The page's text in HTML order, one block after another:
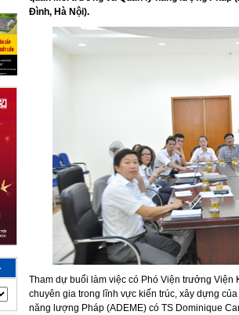
Đình, Hà Nội).
Tham dự buổi làm việc có Phó Viện trưởng Viện
chuyên gia trong lĩnh vực kiến trúc, xây dựng
năng lượng Pháp (ADEME) có TS Dominique